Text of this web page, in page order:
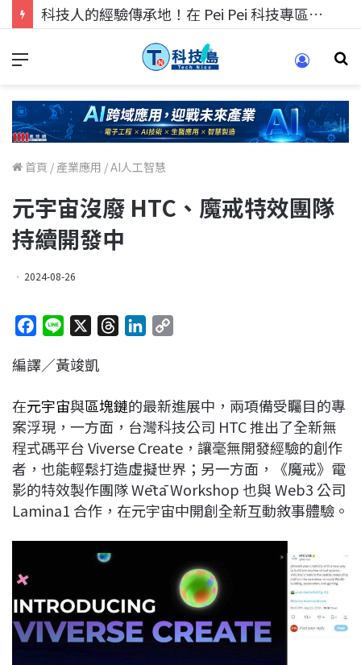
科技人的經驗傳承地！在 Pei Pei 科技專區，與學弟妹交流最硬核的技術
首頁 / 產業應用 /AI人工智慧
元宇宙沒廢 HTC、魔戒特效團隊
持續開發中
2024-08-26
c
b
o
o
k
n
a
d
s
e
d
I
n
L
i
n
k
編譯／黃竣凱
在元宇宙與區塊鏈的最新進展中，兩項備受矚目的專
案浮現，一方面，台灣科技公司 HTC 推出了全新無
程式碼平台 Viverse Create，讓毫無開發經驗的創作
者，也能輕鬆打造虛擬世界；另一方面，《魔戒》電
影的特效製作團隊 Wētā Workshop 也與 Web3 公司
Lamina1 合作，在元宇宙中開創全新互動敘事體驗。